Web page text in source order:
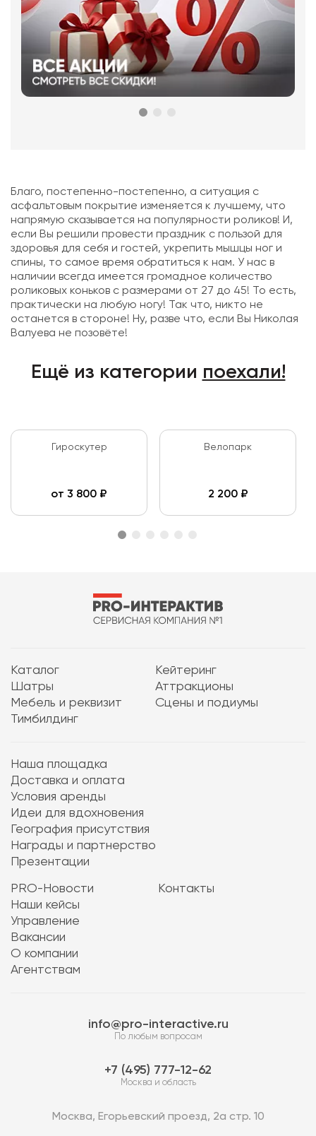
Благо, постепенно-постепенно, а ситуация с
асфальтовым покрытие изменяется к лучшему, что
напрямую сказывается на популярности роликов! И,
если Вы решили провести праздник с пользой для
здоровья для себя и гостей, укрепить мышцы ног и
спины, то самое время обратиться к нам. У нас в
наличии всегда имеется громадное количество
роликовых коньков с размерами от 27 до 45! То есть,
практически на любую ногу! Так что, никто не
останется в стороне! Ну, разве что, если Вы Николая
Валуева не позовёте!
Ещё из категории поехали!
Гироскутер
от 3 800 ₽
Велопарк
2 200₽
Каталог
Кейтеринг
Шатры
Аттракционы
Мебель и реквизит
Сцены и подиумы
Тимбилдинг
Наша площадка
Доставка и оплата
Условия аренды
Идеи для вдохновения
География присутствия
Награды и партнерство
Презентации
PRO-Новости
Наши кейсы
Управление
Вакансии
О компании
Агентствам
Контакты
info@pro-interactive.ru
По любым вопросам
7 (495) 777-12-62
Москва и область
Москва, Егорьевский проезд, 2а стр. 10